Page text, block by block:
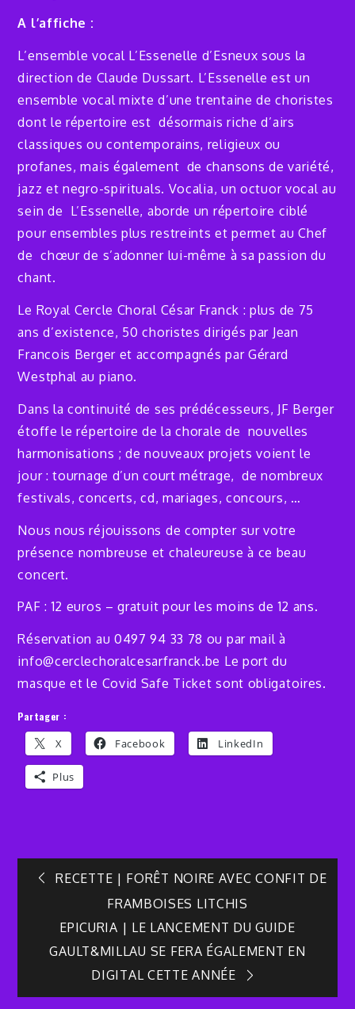
A l’affiche :
L’ensemble vocal L’Essenelle d’Esneux sous la
direction de Claude Dussart. L’Essenelle est un
ensemble vocal mixte d’une trentaine de choristes
dont le répertoire est désormais riche d’airs
classiques ou contemporains, religieux ou
profanes, mais également de chansons de variété,
jazz et negro-spirituals. Vocalia, un octuor vocal au
sein de L’Essenelle, aborde un répertoire ciblé
pour ensembles plus restreints et permet au Chef
de chœur de s’adonner lui-même à sa passion du
chant.
Le Royal Cercle Choral César Franck : plus de 75
ans d’existence, 50 choristes dirigés par Jean
Francois Berger et accompagnés par Gérard
Westphal au piano.
Dans la continuité de ses prédécesseurs, JF Berger
étoffe le répertoire de la chorale de nouvelles
harmonisations ; de nouveaux projets voient le
jour : tournage d’un court métrage, de nombreux
festivals, concerts, cd, mariages, concours, …
Nous nous réjouissons de compter sur votre
présence nombreuse et chaleureuse à ce beau
concert.
PAF : 12 euros – gratuit pour les moins de 12 ans.
Réservation au 0497 94 33 78 ou par mail à
info@cerclechoralcesarfranck.be Le port du
masque et le Covid Safe Ticket sont obligatoires.
Partager :
X Facebook LinkedIn
Plus
Navigation
l’article
RECETTE | FORÊT NOIRE AVEC CONFIT DE
FRAMBOISES LITCHIS
EPICURIA | LE LANCEMENT DU GUIDE
GAULT&MILLAU SE FERA ÉGALEMENT EN
DIGITAL CETTE ANNÉE